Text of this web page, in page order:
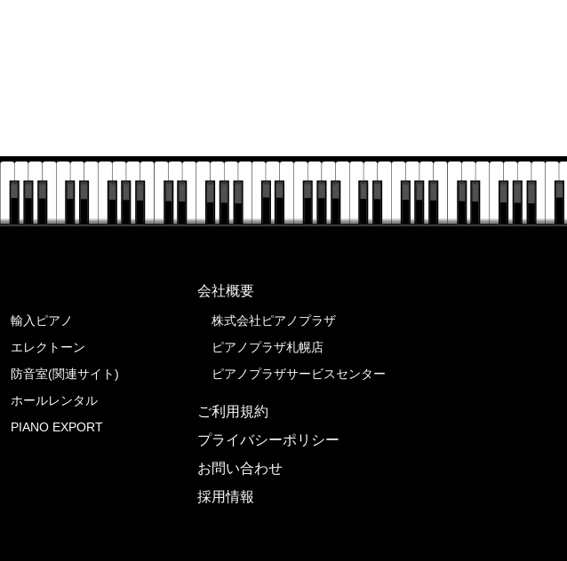
輸入ピアノ
エレクトーン
防音室(関連サイト)
ホールレンタル
PIANO EXPORT
会社概要
株式会社ピアノプラザ
ピアノプラザ札幌店
ピアノプラザサービスセンター
ご利用規約
プライバシーポリシー
お問い合わせ
採用情報